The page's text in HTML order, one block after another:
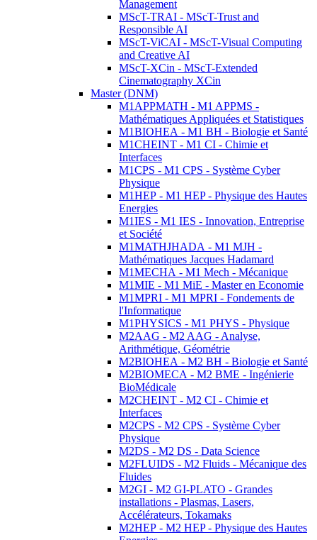
Management
MScT-TRAI - MScT-Trust and
Responsible AI
MScT-ViCAI - MScT-Visual Computing
and Creative AI
MScT-XCin - MScT-Extended
Cinematography XCin
Master (DNM)
M1APPMATH - M1 APPMS -
Mathématiques Appliquées et Statistiques
M1BIOHEA - M1 BH - Biologie et Santé
M1CHEINT - M1 CI - Chimie et
Interfaces
M1CPS - M1 CPS - Système Cyber
Physique
M1HEP - M1 HEP - Physique des Hautes
Energies
M1IES - M1 IES - Innovation, Entreprise
et Société
M1MATHJHADA - M1 MJH -
Mathématiques Jacques Hadamard
M1MECHA - M1 Mech - Mécanique
M1MIE - M1 MiE - Master en Economie
M1MPRI - M1 MPRI - Fondements de
l'Informatique
M1PHYSICS - M1 PHYS - Physique
M2AAG - M2 AAG - Analyse,
Arithmétique, Géométrie
M2BIOHEA - M2 BH - Biologie et Santé
M2BIOMECA - M2 BME - Ingénierie
BioMédicale
M2CHEINT - M2 CI - Chimie et
Interfaces
M2CPS - M2 CPS - Système Cyber
Physique
M2DS - M2 DS - Data Science
M2FLUIDS - M2 Fluids - Mécanique des
Fluides
M2GI - M2 GI-PLATO - Grandes
installations - Plasmas, Lasers,
Accélérateurs, Tokamaks
M2HEP - M2 HEP - Physique des Hautes